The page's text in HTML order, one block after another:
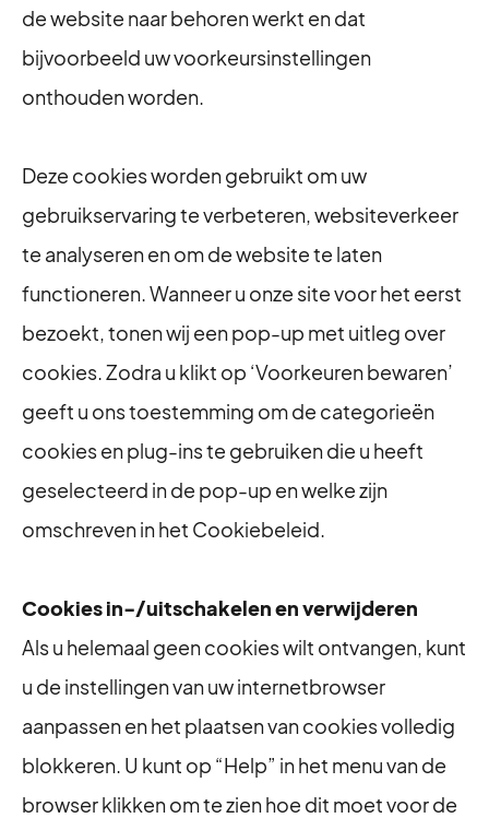
de website naar behoren werkt en dat
bijvoorbeeld uw voorkeursinstellingen
onthouden worden.
Deze cookies worden gebruikt om uw
gebruikservaring te verbeteren, websiteverkeer
te analyseren en om de website te laten
functioneren. Wanneer u onze site voor het eerst
bezoekt, tonen wij een pop-up met uitleg over
cookies. Zodra u klikt op ‘Voorkeuren bewaren’
geeft u ons toestemming om de categorieën
cookies en plug-ins te gebruiken die u heeft
geselecteerd in de pop-up en welke zijn
omschreven in het Cookiebeleid.
Cookies in-/uitschakelen en verwijderen
Als u helemaal geen cookies wilt ontvangen, kunt
u de instellingen van uw internetbrowser
aanpassen en het plaatsen van cookies volledig
blokkeren. U kunt op “Help” in het menu van de
browser klikken om te zien hoe dit moet voor de